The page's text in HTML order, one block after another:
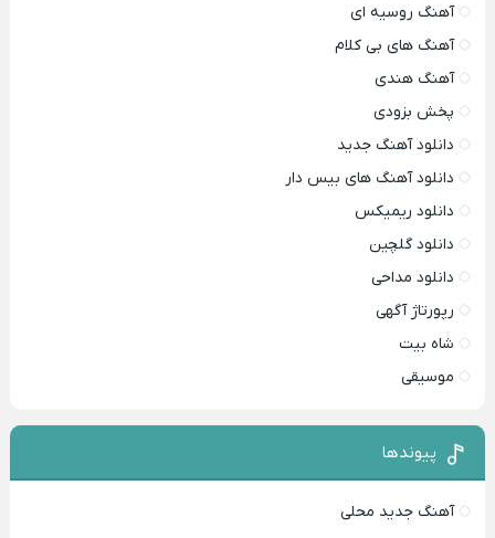
آهنگ روسیه ای
آهنگ های بی کلام
آهنگ هندی
پخش بزودی
دانلود آهنگ جدید
دانلود آهنگ های بیس دار
دانلود ریمیکس
دانلود گلچین
دانلود مداحی
رپورتاژ آگهی
شاه بیت
موسیقی
پیوندها
آهنگ جدید محلی